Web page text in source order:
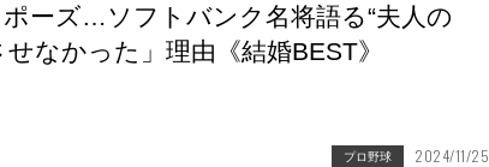
ポーズ…ソフトバンク名将語る“夫人の
なかった」理由《結婚BEST》
プロ野球 2024/11/25